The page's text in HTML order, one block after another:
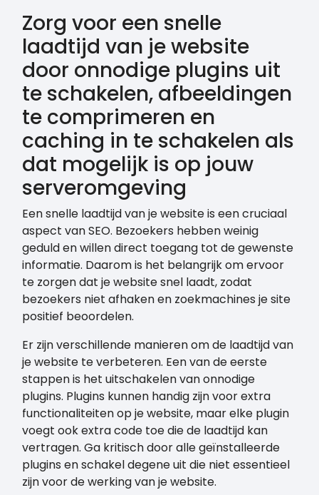
Zorg voor een snelle
laadtijd van je website
door onnodige plugins uit
te schakelen, afbeeldingen
te comprimeren en
caching in te schakelen als
dat mogelijk is op jouw
serveromgeving
Een snelle laadtijd van je website is een cruciaal
aspect van SEO. Bezoekers hebben weinig
geduld en willen direct toegang tot de gewenste
informatie. Daarom is het belangrijk om ervoor
te zorgen dat je website snel laadt, zodat
bezoekers niet afhaken en zoekmachines je site
positief beoordelen.
Er zijn verschillende manieren om de laadtijd van
je website te verbeteren. Een van de eerste
stappen is het uitschakelen van onnodige
plugins. Plugins kunnen handig zijn voor extra
functionaliteiten op je website, maar elke plugin
voegt ook extra code toe die de laadtijd kan
vertragen. Ga kritisch door alle geïnstalleerde
plugins en schakel degene uit die niet essentieel
zijn voor de werking van je website.